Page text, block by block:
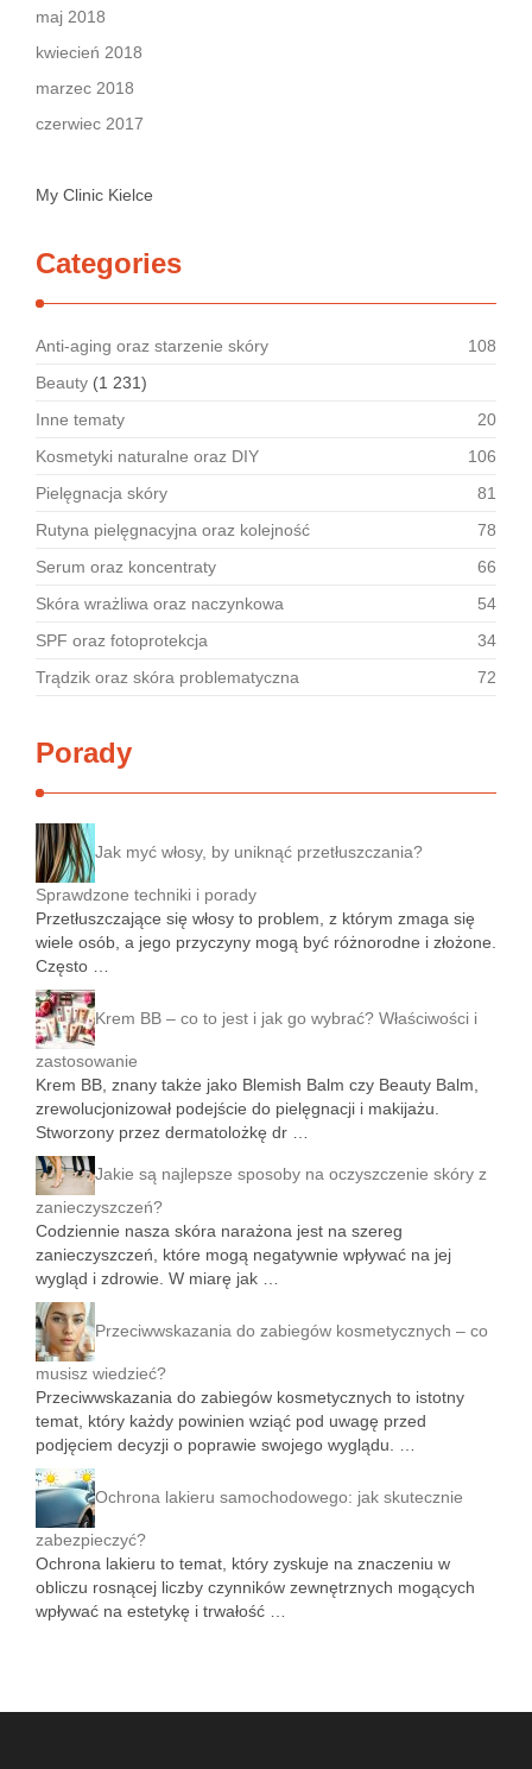
maj 2018
kwiecień 2018
marzec 2018
czerwiec 2017
My Clinic Kielce
Categories
Anti-aging oraz starzenie skóry
108
Beauty (1 231)
Inne tematy
20
Kosmetyki naturalne oraz DIY
106
Pielęgnacja skóry
81
Rutyna pielęgnacyjna oraz kolejność
78
Serum oraz koncentraty
66
Skóra wrażliwa oraz naczynkowa
54
SPF oraz fotoprotekcja
34
Trądzik oraz skóra problematyczna
72
Porady
Jak myć włosy, by uniknąć przetłuszczania?
Sprawdzone techniki i porady
Przetłuszczające się włosy to problem, z którym zmaga się
wiele osób, a jego przyczyny mogą być różnorodne i złożone.
Często …
Krem BB – co to jest i jak go wybrać? Właściwości i
zastosowanie
Krem BB, znany także jako Blemish Balm czy Beauty Balm,
zrewolucjonizował podejście do pielęgnacji i makijażu.
Stworzony przez dermatolożkę dr …
Jakie są najlepsze sposoby na oczyszczenie skóry z
zanieczyszczeń?
Codziennie nasza skóra narażona jest na szereg
zanieczyszczeń, które mogą negatywnie wpływać na jej
wygląd i zdrowie. W miarę jak …
Przeciwwskazania do zabiegów kosmetycznych – co
musisz wiedzieć?
Przeciwwskazania do zabiegów kosmetycznych to istotny
temat, który każdy powinien wziąć pod uwagę przed
podjęciem decyzji o poprawie swojego wyglądu. …
Ochrona lakieru samochodowego: jak skutecznie
zabezpieczyć?
Ochrona lakieru to temat, który zyskuje na znaczeniu w
obliczu rosnącej liczby czynników zewnętrznych mogących
wpływać na estetykę i trwałość …